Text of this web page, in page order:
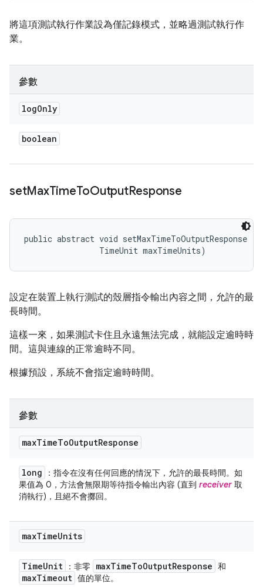
將這項測試執行作業設為僅記錄模式，並略過測試執行作
業。
參數
logOnly
boolean
setMaxTimeToOutputResponse
public abstract void setMaxTimeToOutputResponse
                TimeUnit maxTimeUnits)
設定在裝置上執行測試的殼層指令輸出內容之間，允許的最
長時間。
這樣一來，如果測試卡住且永遠無法完成，就能設定逾時時
間。這與連線的正常逾時不同。
根據預設，系統不會指定逾時時間。
參數
maxTimeToOutputResponse
long
：指令在沒有任何回應的情況下，允許的最長時間。如
果值為 0，方法會無限期等待指令輸出內容 (直到 receiver 取
消執行)，且絕不會擲回。
maxTimeUnits
TimeUnit ：非零 maxTimeToOutputResponse 和
maxTimeout 值的單位。